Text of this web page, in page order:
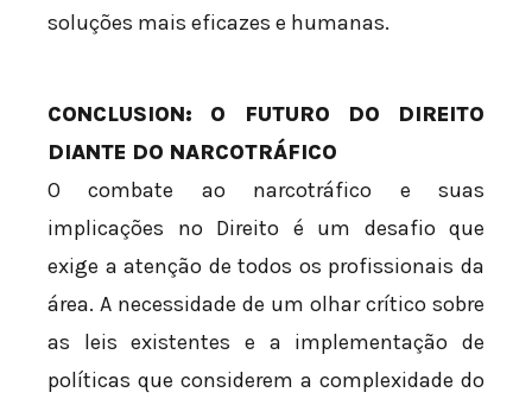
soluções mais eficazes e humanas.
CONCLUSION: O FUTURO DO DIREITO
DIANTE DO NARCOTRÁFICO
O combate ao narcotráfico e suas
implicações no Direito é um desafio que
exige a atenção de todos os profissionais da
área. A necessidade de um olhar crítico sobre
as leis existentes e a implementação de
políticas que considerem a complexidade do